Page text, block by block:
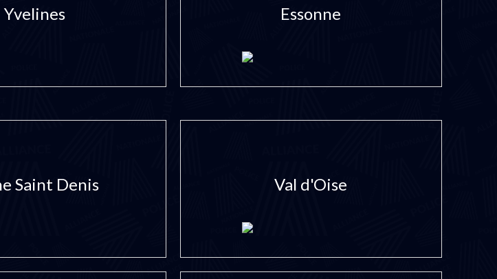
Yvelines Essonne
Saint Denis Val d'Oise